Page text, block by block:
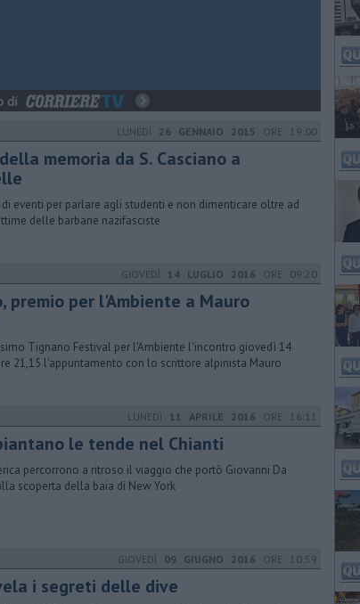
LUNEDÌ 26 GENNAIO 2015 ORE 19:00
memoria da S. Casciano a
eventi per parlare agli studenti e non dimenticare oltre ad
delle barbarie nazifasciste
GIOVEDÌ 14 LUGLIO 2016 ORE 09:20
premio per l'Ambiente a Mauro
Tignano Festival per l'Ambiente l'incontro giovedì 14
21,15 l'appuntamento con lo scrittore alpinista Mauro
LUNEDÌ 11 APRILE 2016 ORE 16:11
le tende nel Chianti
percorrono a ritroso il viaggio che portò Giovanni Da
scoperta della baia di New York
GIOVEDÌ 09 GIUGNO 2016 ORE 10:59
i segreti delle dive